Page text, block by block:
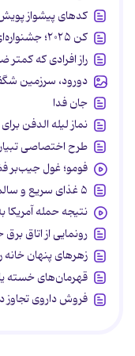
کدهای پیشواز
کن ۲۰۲۵؛ جشنواره‌ای علیه خانواده
راز افرادی که کمتر
دورود، سرزمین
جان فدا
نماز لیله الدفن
طرح اختصاصی
فومو؛ غول جیب‌بر
۵ غذای سریع و سالم برای طبیعت‌گردی
نتیجه حمله آمریکا
رونمایی از اتاق
زهرهای پنهان خانه
قهرمان‌های خسته
فروش داروی تجاوز